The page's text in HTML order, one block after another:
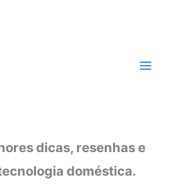
dicas, resenhas e
doméstica.